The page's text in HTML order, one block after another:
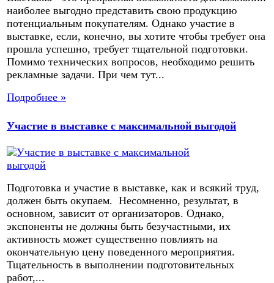
наиболее выгодно представить свою продукцию
потенциальным покупателям. Однако участие в
выставке, если, конечно, вы хотите чтобы требует она
прошла успешно, требует тщательной подготовки.
Помимо технических вопросов, необходимо решить
рекламные задачи. При чем тут...
Подробнее »
Участие в выставке с максимальной выгодой
Подготовка и участие в выставке, как и всякий труд,
должен быть окупаем. Несомненно, результат, в
основном, зависит от организаторов. Однако,
экспоненты не должны быть безучастными, их
активность может существенно повлиять на
окончательную цену поведенного мероприятия.
Тщательность в выполнении подготовительных
работ,...